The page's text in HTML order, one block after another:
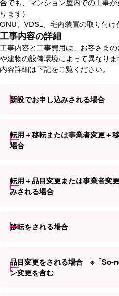
合でも、マンション屋内での工事
ります）
ONU、VDSL、宅内装置の取り付け
工事内容の詳細
工事内容と工事費用は、お客さま
や建物の設備環境によって異なり
内容詳細は下記をご覧ください。
新設でお申し込みされる場合
転用＋移転または事業者変更＋
場合
転用＋品目変更または事業者変
みされる場合
移転をされる場合
品目変更をされる場合 ※「So-
ン変更を含む